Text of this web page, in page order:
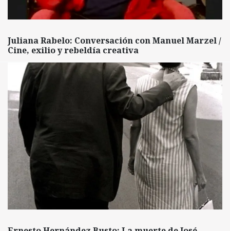
Juliana Rabelo: Conversación con Manuel Marzel /
Cine, exilio y rebeldía creativa